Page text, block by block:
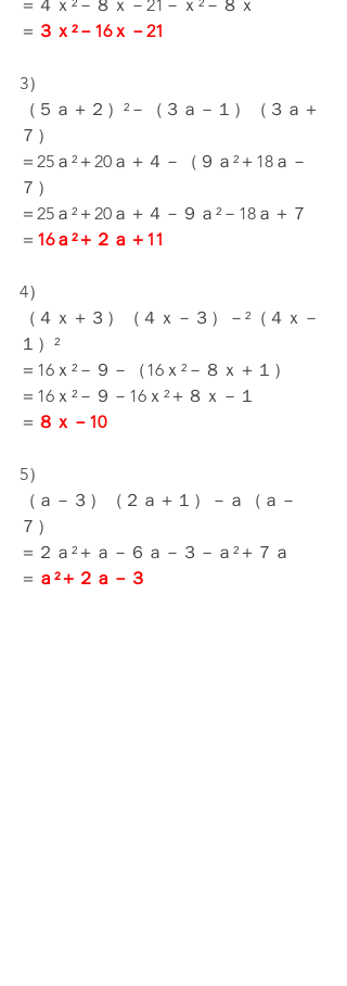
＝４ｘ²－８ｘ－21－ｘ²－８ｘ
＝ ３ｘ²－16ｘ－21
3）
（５ａ＋２）²－（３ａ－１）（３ａ＋
７）
＝25ａ²＋20ａ＋４－（９ａ²＋18ａ－
７）
＝25ａ²＋20ａ＋４－９ａ²－18ａ＋７
＝ 16ａ²＋２ａ＋11
4）
（４ｘ＋３）（４ｘ－３）－²（４ｘ－
１）²
＝16ｘ²－９－（16ｘ²－８ｘ＋１）
＝16ｘ²－９－16ｘ²＋８ｘ－１
＝ ８ｘ－10
5）
（ａ－３）（２ａ＋１）－ａ（ａ－
７）
＝２ａ²＋ａ－６ａ－３－ａ²＋７ａ
＝ ａ²＋２ａ－３